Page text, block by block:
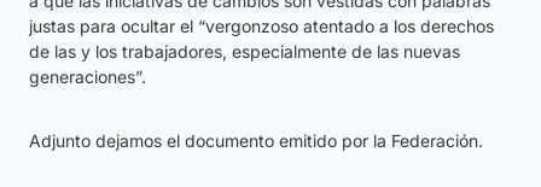
justas para ocultar el “vergonzoso atentado a los derechos
de las y los trabajadores, especialmente de las nuevas
generaciones”.
Adjunto dejamos el documento emitido por la Federación.